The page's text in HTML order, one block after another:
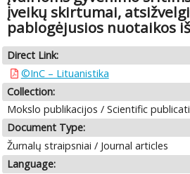
įveikų skirtumai,
pablogėjusios nuotaikos
Direct Link:
©InC – Lituanistika
Collection:
Mokslo publikacijos / Scientific
Document Type:
Žurnalų straipsniai / Journal articles
Language: